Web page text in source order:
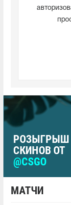
РОЗЫГРЫШ
СКИНОВ ОТ
@CSGO
МАТЧИ